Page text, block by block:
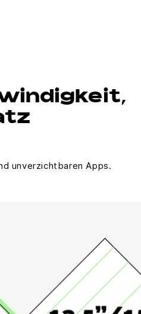
unverzichtbaren Apps.